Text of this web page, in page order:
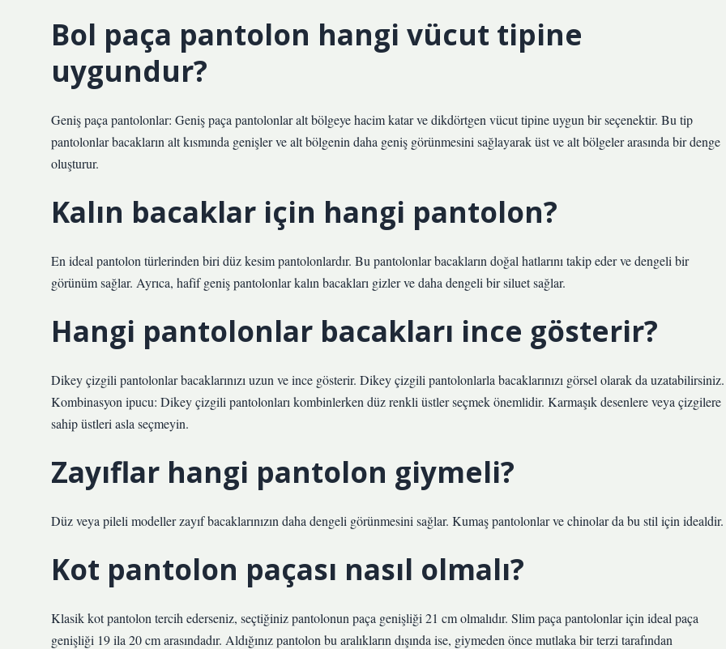
Bol paça pantolon hangi vücut tipine
uygundur?
Geniş paça pantolonlar: Geniş paça pantolonlar alt bölgeye hacim katar ve dikdörtgen vücut tipine uygun bir seçenektir. Bu tip
pantolonlar bacakların alt kısmında genişler ve alt bölgenin daha geniş görünmesini sağlayarak üst ve alt bölgeler arasında bir denge
oluşturur.
Kalın bacaklar için hangi pantolon?
En ideal pantolon türlerinden biri düz kesim pantolonlardır. Bu pantolonlar bacakların doğal hatlarını takip eder ve dengeli bir
görünüm sağlar. Ayrıca, hafif geniş pantolonlar kalın bacakları gizler ve daha dengeli bir siluet sağlar.
Hangi pantolonlar bacakları ince gösterir?
Dikey çizgili pantolonlar bacaklarınızı uzun ve ince gösterir. Dikey çizgili pantolonlarla bacaklarınızı görsel olarak da uzatabilirsiniz.
Kombinasyon ipucu: Dikey çizgili pantolonları kombinlerken düz renkli üstler seçmek önemlidir. Karmaşık desenlere veya çizgilere
sahip üstleri asla seçmeyin.
Zayıflar hangi pantolon giymeli?
Düz veya pileli modeller zayıf bacaklarınızın daha dengeli görünmesini sağlar. Kumaş pantolonlar ve chinolar da bu stil için idealdir.
Kot pantolon paçası nasıl olmalı?
Klasik kot pantolon tercih ederseniz, seçtiğiniz pantolonun paça genişliği 21 cm olmalıdır. Slim paça pantolonlar için ideal paça
genişliği 19 ila 20 cm arasındadır. Aldığınız pantolon bu aralıkların dışında ise, giymeden önce mutlaka bir terzi tarafından